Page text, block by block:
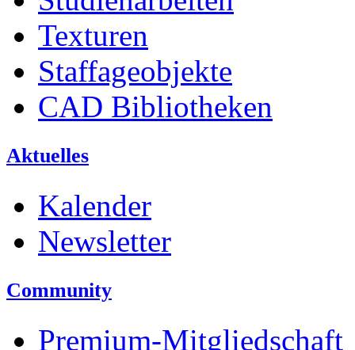
Texturen
Staffageobjekte
CAD Bibliotheken
Aktuelles
Kalender
Newsletter
Community
Premium-Mitgliedschaft